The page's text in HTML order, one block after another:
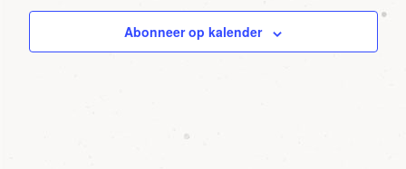
Abonneer op kalender